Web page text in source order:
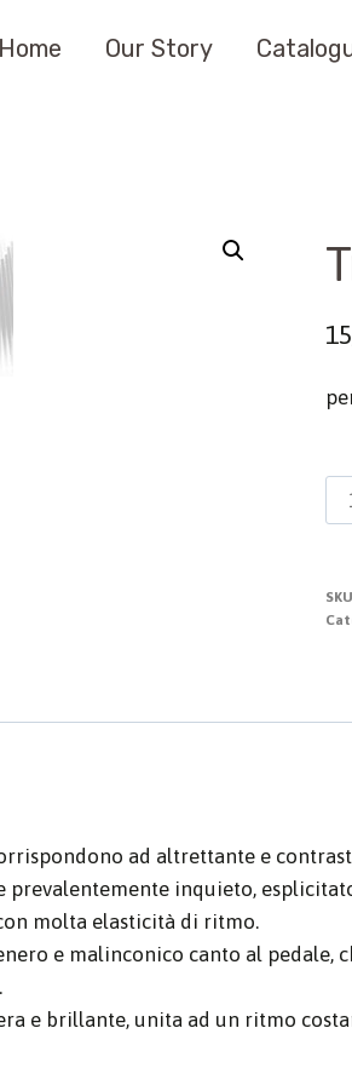
Home Our Story
per
ad altrettante e
inquieto,
molta elasticità di ritmo.
e malinconico canto al
e brillante, unita ad un ritmo